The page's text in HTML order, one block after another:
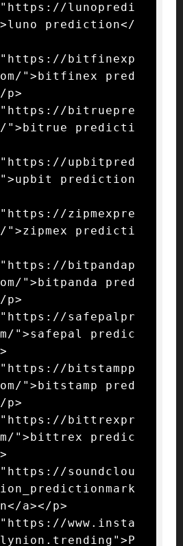
lunopredi
prediction</
bitfinexp
">bitfinex pred
p>
bitruepre
">bitrue predicti
upbitpred
prediction
zipmexpre
">zipmex predicti
bitpandap
">bitpanda pred
p>
safepalpr
">safepal predic
bitstampp
">bitstamp pred
p>
bittrexpr
">bittrex predic
soundclou
a></p>
www.insta